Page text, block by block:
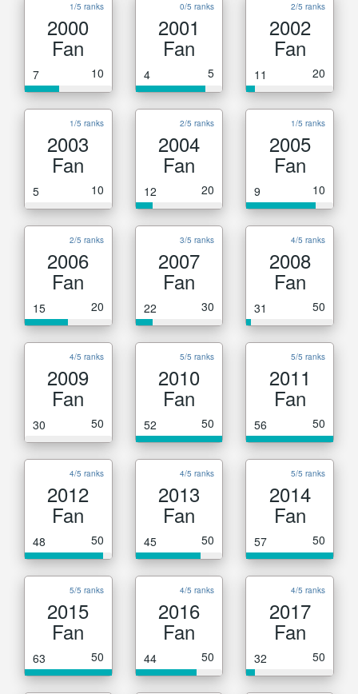
1/5 ranks
2000
Fan
7 10
0/5 ranks
2001
Fan
4 5
2/5 ranks
2002
Fan
11 20
1/5 ranks
2003
Fan
5 10
2/5 ranks
2004
Fan
12 20
1/5 ranks
2005
Fan
9 10
2/5 ranks
2006
Fan
15 20
3/5 ranks
2007
Fan
22 30
4/5 ranks
2008
Fan
31 50
4/5 ranks
2009
Fan
30 50
5/5 ranks
2010
Fan
52 50
5/5 ranks
2011
Fan
56 50
4/5 ranks
2012
Fan
48 50
4/5 ranks
2013
Fan
45 50
5/5 ranks
2014
Fan
57 50
5/5 ranks
2015
Fan
63 50
4/5 ranks
2016
Fan
44 50
4/5 ranks
2017
Fan
32 50